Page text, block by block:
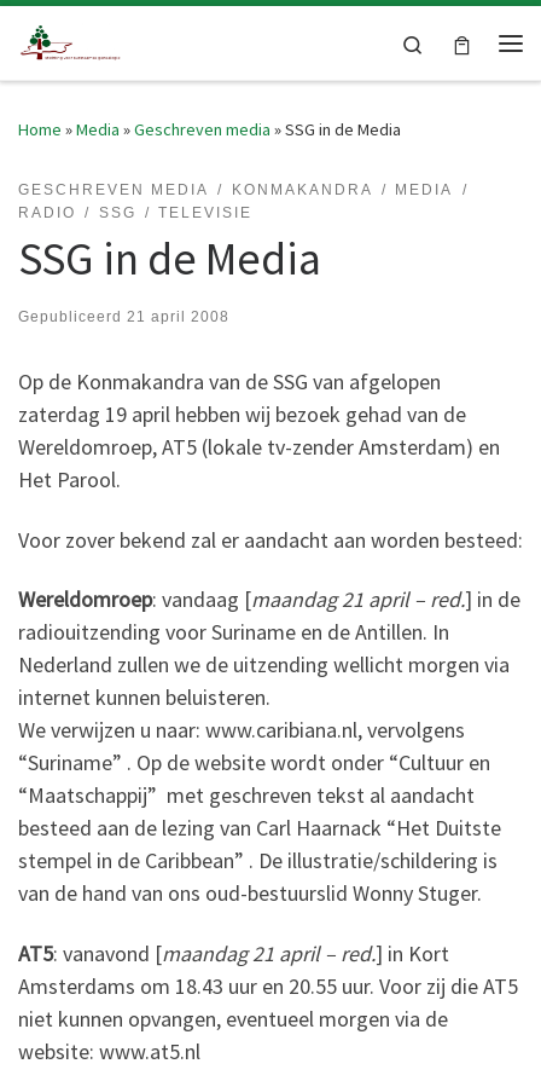
Skip to content
Search
Home »Media »Geschreven media »SSG in de Media
GESCHREVEN MEDIA KONMAKANDRA
MEDIA
RADIO
SSG TELEVISIE
SSG in de Media
Gepubliceerd 21 april 2008
Op de Konmakandra van de SSG van afgelopen
zaterdag 19 april hebben wij bezoek gehad van de
Wereldomroep, AT5 (lokale tv-zender Amsterdam) en
Het Parool.
Voor zover bekend zal er aandacht aan worden besteed:
Wereldomroep: vandaag [maandag 21 april – red.] in de
radiouitzending voor Suriname en de Antillen. In
Nederland zullen we de uitzending wellicht morgen via
internet kunnen beluisteren.
We verwijzen u naar: www.caribiana.nl, vervolgens
“Suriname” . Op de website wordt onder “Cultuur en
“Maatschappij” met geschreven tekst al aandacht
besteed aan de lezing van Carl Haarnack “Het Duitste
stempel in de Caribbean” . De illustratie/schildering is
van de hand van ons oud-bestuurslid Wonny Stuger.
AT5: vanavond [maandag 21 april – red.] in Kort
Amsterdams om 18.43 uur en 20.55 uur. Voor zij die AT5
niet kunnen opvangen, eventueel morgen via de
website: www.at5.nl